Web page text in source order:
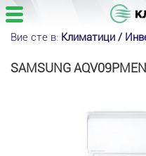
Вие сте в: Климатици /
SAMSUNG